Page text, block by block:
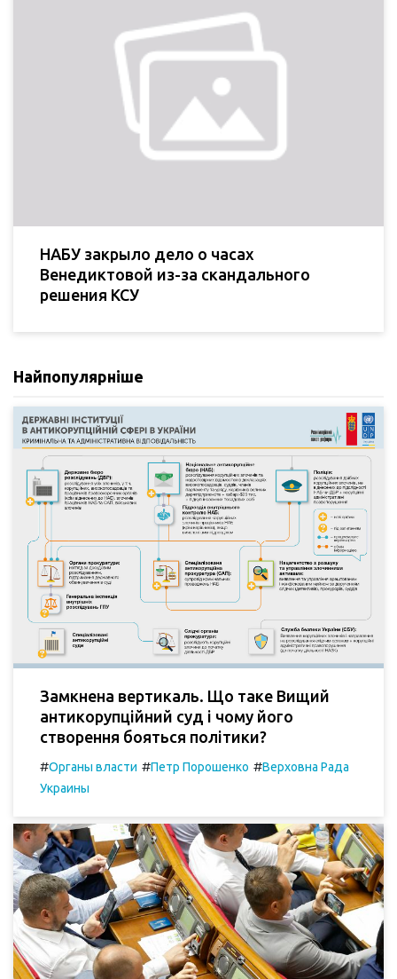
НАБУ закрыло дело о часах
Венедиктовой из-за скандального
решения КСУ
Найпопулярніше
Замкнена вертикаль. Що таке Вищий
антикорупційний суд і чому його
створення бояться політики?
#Органы власти #Петр Порошенко #Верховна Рада
Украины